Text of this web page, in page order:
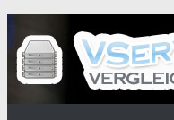
Inhalt
springen